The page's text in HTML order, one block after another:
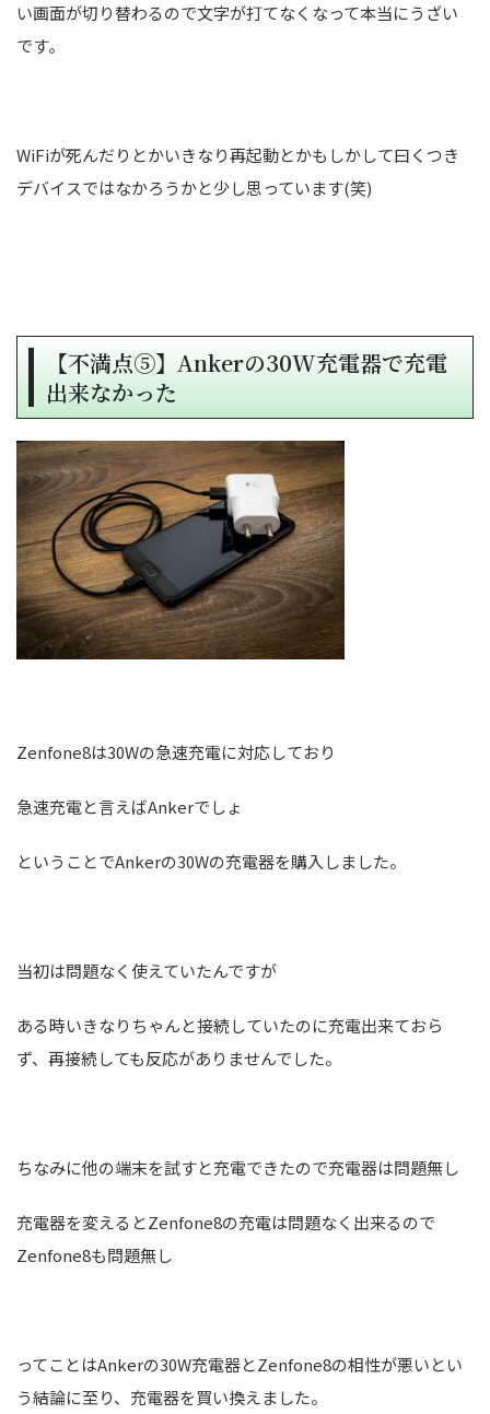
い画面が切り替わるので文字が打てなくなって本当にうざい
です。
WiFiが死んだりとかいきなり再起動とかもしかして曰くつき
デバイスではなかろうかと少し思っています(笑)
【不満点⑤】Ankerの30W充電器で充電
出来なかった
Zenfone8は30Wの急速充電に対応しており
急速充電と言えばAnkerでしょ
ということでAnkerの30Wの充電器を購入しました。
当初は問題なく使えていたんですが
ある時いきなりちゃんと接続していたのに充電出来ておら
ず、再接続しても反応がありませんでした。
ちなみに他の端末を試すと充電できたので充電器は問題無し
充電器を変えるとZenfone8の充電は問題なく出来るので
Zenfone8も問題無し
ってことはAnkerの30W充電器とZenfone8の相性が悪いとい
う結論に至り、充電器を買い換えました。